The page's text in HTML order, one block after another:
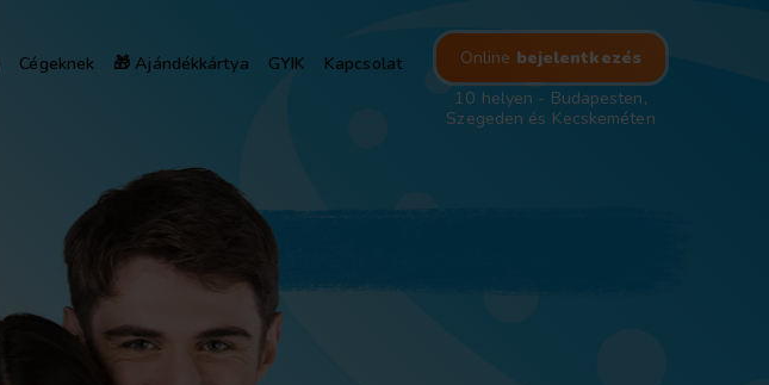
Cégeknek 🎁 Ajándékkártya GYIK Kapcsolat Online bejelentkezés
10 helyen - Budapesten,
Szegeden és Kecskeméten